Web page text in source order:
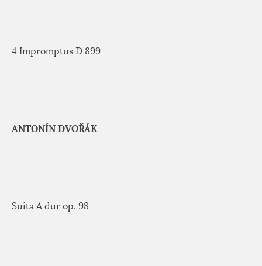
4 Impromptus D 899
ANTONÍN DVOŘÁK
Suita A dur op. 98